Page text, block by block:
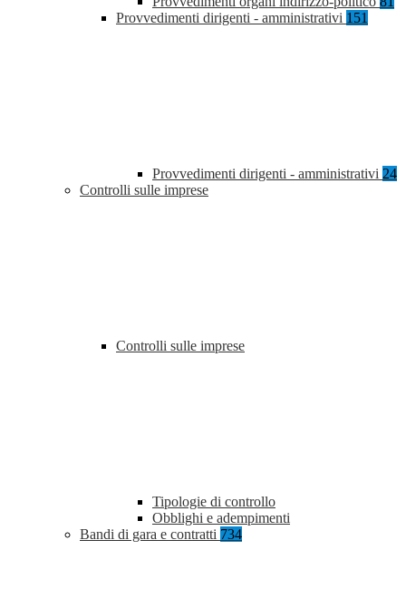
Provvedimenti dirigenti - amministrativi 151
Provvedimenti dirigenti - amministrativi 24
Controlli sulle imprese
Controlli sulle imprese
Tipologie di controllo
Obblighi e adempimenti
Bandi di gara e contratti 734